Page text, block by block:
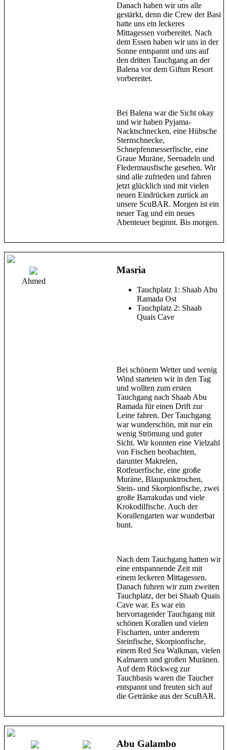
Danach haben wir uns alle
gestärkt, denn die Crew der Basi
hatte uns ein leckeres
Mittagessen vorbereitet. Nach
dem Essen haben wir uns in der
Sonne entspannt und uns auf
den dritten Tauchgang an der
Balena vor dem Giftun Resort
vorbereitet.
Bei Balena war die Sicht okay
und wir haben Pyjama-
Nacktschnecken, eine Hübsche
Sternschnecke,
Schnepfenmesserfische, eine
Graue Muräne, Seenadeln und
Fledermausfische gesehen. Wir
sind alle zufrieden und fahren
jetzt glücklich und mit vielen
neuen Eindrücken zurück an
unsere ScuBAR. Morgen ist ein
neuer Tag und ein neues
Abenteuer beginnt. Bis morgen.
Ahmed
Masria
Tauchplatz 1: Shaab Abu
Ramada Ost
Tauchplatz 2: Shaab
Quais Cave
Bei schönem Wetter und wenig
Wind starteten wir in den Tag
und wollten zum ersten
Tauchgang nach Shaab Abu
Ramada für einen Drift zur
Leine fahren. Der Tauchgang
war wunderschön, mit nur ein
wenig Strömung und guter
Sicht. Wir konnten eine Vielzahl
von Fischen beobachten,
darunter Makrelen,
Rotfeuerfische, eine große
Muräne, Blaupunktrochen,
Stein- und Skorpionfische, zwei
große Barrakudas und viele
Krokodilfische. Auch der
Korallengarten war wunderbar
bunt.
Nach dem Tauchgang hatten wir
eine entspannende Zeit mit
einem leckeren Mittagessen.
Danach fuhren wir zum zweiten
Tauchplatz, der bei Shaab Quais
Cave war. Es war ein
hervorragender Tauchgang mit
schönen Korallen und vielen
Fischarten, unter anderem
Steinfische, Skorpionfische,
einem Red Sea Walkman, vielen
Kalmaren und großen Muränen.
Auf dem Rückweg zur
Tauchbasis waren die Taucher
entspannt und freuten sich auf
die Getränke aus der ScuBAR.
Abu Galambo